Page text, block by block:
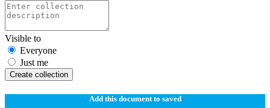
Visible to
Everyone
Just me
Create collection
Add this document to saved